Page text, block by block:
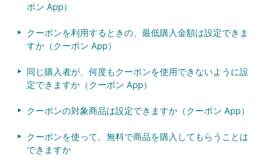
ポン App）
クーポンを利用するときの、最低購入金額は設定できま
すか（クーポン App）
同じ購入者が、何度もクーポンを使用できないように設
定できますか（クーポン App）
クーポンの対象商品は設定できますか（クーポン App）
クーポンを使って、無料で商品を購入してもらうことは
できますか